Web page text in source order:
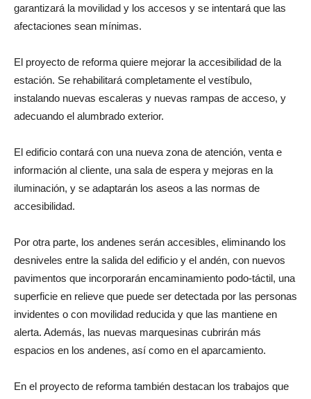
garantizará la movilidad y los accesos y se intentará que las
afectaciones sean mínimas.
El proyecto de reforma quiere mejorar la accesibilidad de la
estación. Se rehabilitará completamente el vestíbulo,
instalando nuevas escaleras y nuevas rampas de acceso, y
adecuando el alumbrado exterior.
El edificio contará con una nueva zona de atención, venta e
información al cliente, una sala de espera y mejoras en la
iluminación, y se adaptarán los aseos a las normas de
accesibilidad.
Por otra parte, los andenes serán accesibles, eliminando los
desniveles entre la salida del edificio y el andén, con nuevos
pavimentos que incorporarán encaminamiento podo-táctil, una
superficie en relieve que puede ser detectada por las personas
invidentes o con movilidad reducida y que las mantiene en
alerta. Además, las nuevas marquesinas cubrirán más
espacios en los andenes, así como en el aparcamiento.
En el proyecto de reforma también destacan los trabajos que